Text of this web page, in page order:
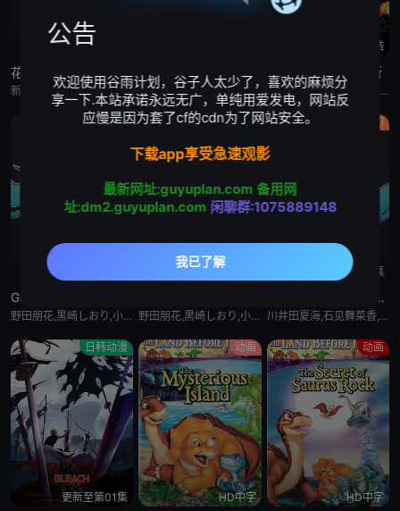
更新至4集
花织即使是转生也想打架
新垣樽助,福山润,関根明良,星希成奏,上田瞳,徳井青空,稗田寧々,高桥李依,五十嵐裕美,伊藤彩沙,日笠阳子,内田真礼,古木のぞみ,大井麻利衣,福嶋晴菜,水森ちこ,后藤彩佐,华成结,春海百乃,铃木日菜,原凉歌,海野水玉,大塚明夫,真野恭辅,神谷浩史,斎藤千和,古木のぞみ,大井麻利衣,浅见香月,原凉歌,柳晃平
缎带骑士
门仓早彩,小林星兰,内山昂辉,新谷真弓
已完结
人造人009 涅墨西斯
梶裕贵,皆川纯子,宫野真守,早见沙织,杉田智和,安元洋贵,鹿糠光明,利根健太朗,林勇,山路和弘,中村悠一,日高里菜,细谷佳正,神谷浩史,井上喜久子,稻田彻,若山诗音,内田真礼,佐仓绫音,奈良彻,下野纮
原创
野田朋花,黒崎しおり,小山内怜央,安堂ななこ,楠木ともり,夏吉ゆうこ,鎌仓有那,岩桥由佳,茅野爱衣,钉宫理恵,山口祥行,関根明良,御园紬,冈本茉利,安藤紬,阿部碧音,及川隆之助,浅川暦,小田岛乃风,铃木絵理,杉浦しおり,漆山ゆうき,中岛卓也,角田雄二郎,野田航弥,中岛卓也,菊池康弘,角田雄二郎,村井美里,伊原正明
原创
更新至5集
野田朋花,黒崎しおり,小山内怜央,安堂ななこ,楠木ともり,夏吉ゆうこ,鎌仓有那,岩桥由佳,茅野爱衣,钉宫理恵,山口祥行,関根明良,御园紬,冈本茉利,安藤紬,阿部碧音,及川隆之助,浅川暦,小田岛乃风,铃木絵理,杉浦しおり,漆山ゆうき,中岛卓也,角田雄二郎,野田航弥,中岛卓也,菊池康弘,角田雄二郎,村井美里,伊原正明
奇幻
更新至4集
恶女不才请多关照 :雏宫蝶鼠换身传:
川井田夏海,石见舞菜香,菱川花菜,古川慎,梅原裕一郎,石川由依,水瀬いのり,中原麻衣,ニケライ・ファラナーゼ,五十嵐丽,川井田夏海,石见舞菜香,茅野爱衣,冈田幸子,小林裕介,矢野优美华,篠原侑,山田美铃,结川あさき,中山祥徳,富士渕将行,鎌仓有那,橘めい,远藤綾
日韩动漫
更新至第01集
动画
HD中字
动画
HD中字
公告
欢迎使用谷雨计划，谷子人太少了，喜欢的麻烦分
享一下.本站承诺永远无广，单纯用爱发电，网站反
应慢是因为套了cf的cdn为了网站安全。
下载app享受急速观影
最新网址:guyuplan.com 备用网
址:dm2.guyuplan.com 闲聊群:1075889148